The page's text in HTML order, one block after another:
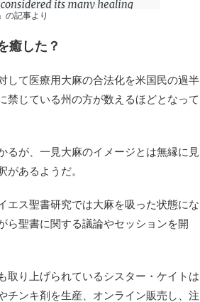
の記事より
癒した？
て医療用大麻の合法化を米国民の過半
禁じている州の方が数えるほどとなって
が、一見大麻のイメージとは無縁に見
あるようだ。
ス聖書研究では大麻を吸った状態にな
ら聖書に関する議論やセッションを開
り上げられているシスター・ケイトは
チンキ剤を生産、オンライン販売し、注